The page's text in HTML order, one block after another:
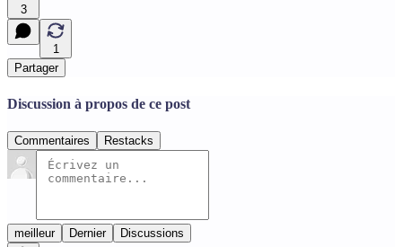
3
1
Partager
Discussion à propos de ce post
Commentaires Restacks
meilleur Dernier Discussions